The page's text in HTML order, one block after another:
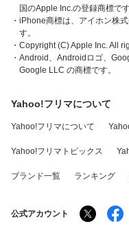
国のApple Inc.の登録商標です
・iPhone商標は、アイホン株
す。
・Copyright (C) Apple Inc. All
・Android、Androidロゴ、
Google LLC の商標です。
Yahoo!フリマについて
Yahoo!フリマについて
Yahoo!フリマトピックス
ブランド一覧 ランキング
公式アカウント